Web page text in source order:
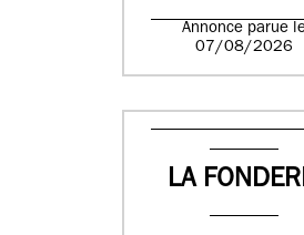
Annonce parue
07/08/2026
LA